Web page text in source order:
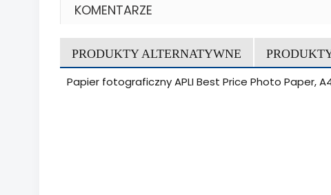
KOMENTARZE
PRODUKTY ALTERNATYWNE
Papier fotograficzny APLI Best Price Photo Paper,